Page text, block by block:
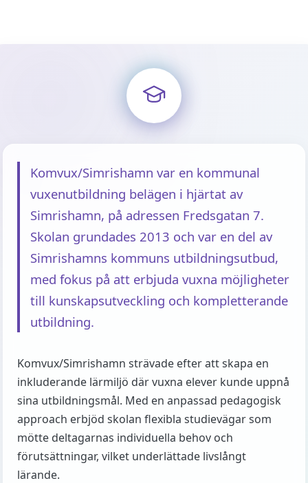
Komvux/Simrishamn var en kommunal
vuxenutbildning belägen i hjärtat av
Simrishamn, på adressen Fredsgatan 7.
Skolan grundades 2013 och var en del av
Simrishamns kommuns utbildningsutbud,
med fokus på att erbjuda vuxna möjligheter
till kunskapsutveckling och kompletterande
utbildning.
Komvux/Simrishamn strävade efter att skapa en
inkluderande lärmiljö där vuxna elever kunde uppnå
sina utbildningsmål. Med en anpassad pedagogisk
approach erbjöd skolan flexibla studievägar som
mötte deltagarnas individuella behov och
förutsättningar, vilket underlättade livslångt
lärande.